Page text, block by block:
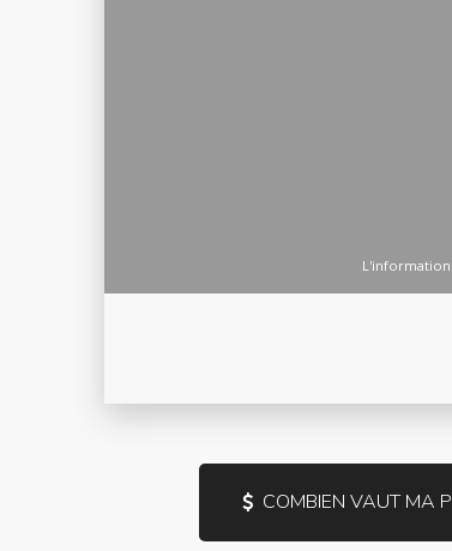
COMBIEN VAUT MA